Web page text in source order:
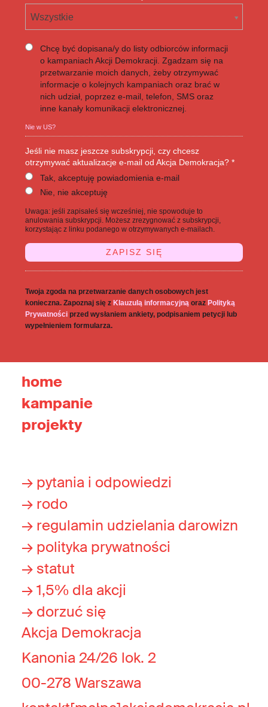
Wszystkie
Chcę być dopisana/y do listy odbiorców informacji
o kampaniach Akcji Demokracji. Zgadzam się na
przetwarzanie moich danych, żeby otrzymywać
informacje o kolejnych kampaniach oraz brać w
nich udział, poprzez e-mail, telefon, SMS oraz
inne kanały komunikacji elektronicznej.
Nie wUS?
Jeśli nie masz jeszcze subskrypcji, czy chcesz
otrzymywać aktualizacje e-mail od Akcja Demokracja? *
Tak, akceptuję powiadomienia e-mail
Nie, nie akceptuję
Uwaga: jeśli zapisałeś się wcześniej, nie spowoduje to
anulowania subskrypcji. Możesz zrezygnować z subskrypcji,
korzystając z linku podanego w otrzymywanych e-mailach.
Twoja zgoda na przetwarzanie danych osobowych jest
konieczna. Zapoznaj się z Klauzulą informacyjną oraz Polityką
Prywatności przed wysłaniem ankiety, podpisaniem petycji lub
wypełnieniem formularza.
home
kampanie
projekty
→ pytania i odpowiedzi
→ rodo
→ regulamin udzielania darowizn
→ polityka prywatności
→ statut
→ 1,5% dla akcji
→ dorzuć się
Akcja Demokracja
Kanonia 24/26 lok. 2
00-278 Warszawa